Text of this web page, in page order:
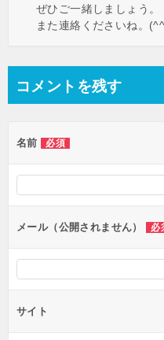
ぜひご一緒しましょう。
また連絡くださいね。
コメントを残す
名前 必須
メール（公開されません） 必
サイト